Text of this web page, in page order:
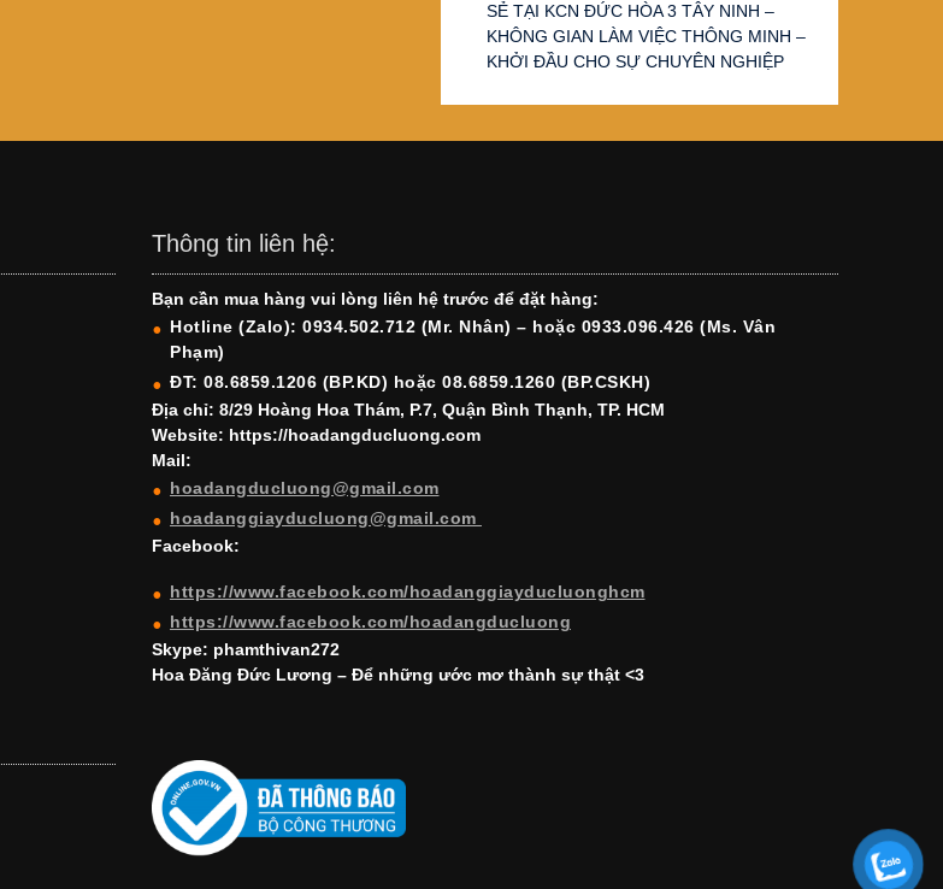
SẺ TẠI KCN ĐỨC HÒA 3 TÂY NINH –
KHÔNG GIAN LÀM VIỆC THÔNG MINH –
KHỞI ĐẦU CHO SỰ CHUYÊN NGHIỆP
Thông tin liên hệ:
Bạn cần mua hàng vui lòng liên hệ trước để đặt hàng:
Hotline (Zalo): 0934.502.712 (Mr. Nhân) – hoặc 0933.096.426 (Ms. Vân
Phạm)
ĐT: 08.6859.1206 (BP.KD) hoặc 08.6859.1260 (BP.CSKH)
Địa chỉ: 8/29 Hoàng Hoa Thám, P.7, Quận Bình Thạnh, TP. HCM
Website: https://hoadangducluong.com
Mail:
hoadangducluong@gmail.com
hoadanggiayducluong@gmail.com
Facebook:
https://www.facebook.com/hoadanggiayducluonghcm
https://www.facebook.com/hoadangducluong
Skype: phamthivan272
Hoa Đăng Đức Lương – Để những ước mơ thành sự thật <3